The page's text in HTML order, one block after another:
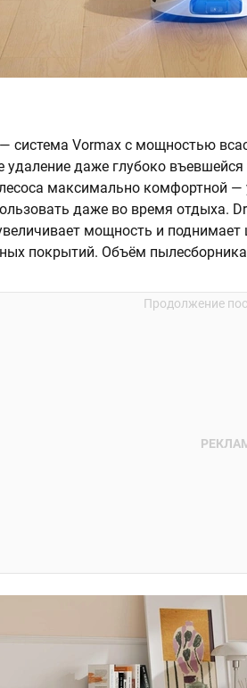
система Vormax с мощностью
даже глубоко въевшейся
максимально комфортной
даже во время отдыха.
мощность и
покрытий. Объём